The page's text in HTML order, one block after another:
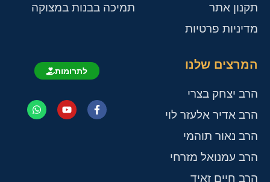
תקנון אתר
מדיניות פרטיות
תמיכה בבנות במצוקה
המרצים שלנו
הרב יצחק בצרי
הרב אדיר אלעזר לוי
הרב נאור תוהמי
הרב עמנואל מזרחי
הרב חיים זאיד
לתרומות